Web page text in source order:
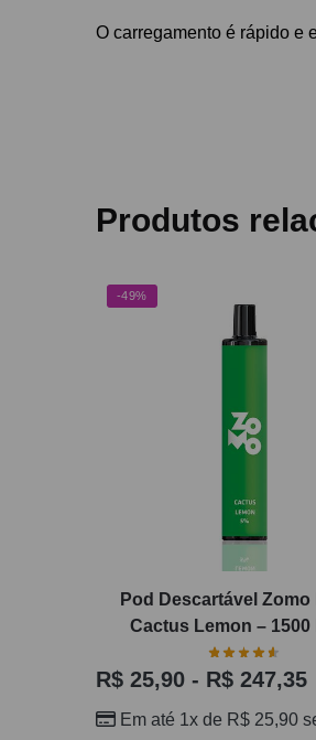
O carregamento é rápido e
Produtos
-49%
Pod Descartável Zomo
Cactus Lemon – 1500
R$ 25,90 - R$ 247,35
Em até 1x de R$ 25,90